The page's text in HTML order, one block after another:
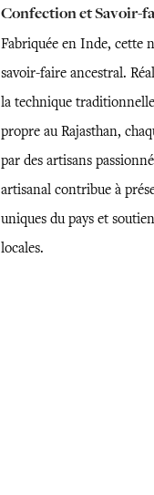
Confection et Savoir-
Fabriquée en Inde, cette
savoir-faire ancestral.
la technique
propre au Rajasthan,
par des artisans
artisanal contribue à
uniques du pays et
locales.